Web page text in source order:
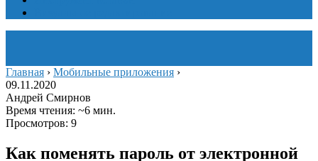
Главная › Мобильные приложения ›
09.11.2020
Андрей Смирнов
Время чтения: ~6 мин.
Просмотров: 9
Как поменять пароль от электронной